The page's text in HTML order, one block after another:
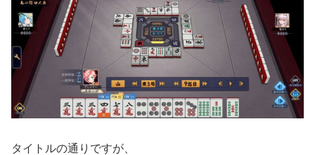
タイトルの通りですが、